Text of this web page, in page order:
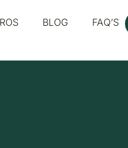
BLOG FAQ’S